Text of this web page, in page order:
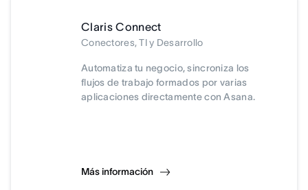
Claris Connect
Conectores, TI y Desarrollo
Automatiza tu negocio, sincroniza los
flujos de trabajo formados por varias
aplicaciones directamente con Asana.
Más información